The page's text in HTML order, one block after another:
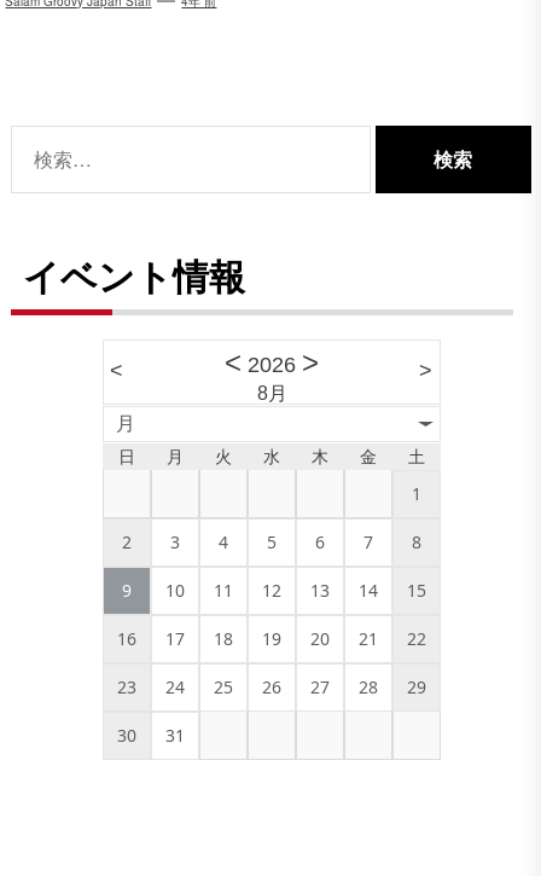
索:
イベント情報
< < 2026 >
8月
>
月
日 月 火 水 木 金 土
1
2 3 4 5 6 7 8
9 10 11 12 13 14 15
16 17 18 19 20 21 22
23 24 25 26 27 28 29
30 31